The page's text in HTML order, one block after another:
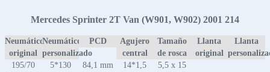
Mercedes Sprinter 2T Van (W901, W902) 2001 214
Neumático
original
Neumático
personalizado
PCD
Agujero
central
Tamaño
de rosca
Llanta
original
Llanta
195/70
5*130 84,1 mm 14*1,5
5,5 x 15